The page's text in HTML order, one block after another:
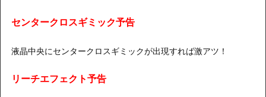
センタークロスギミック予告
液晶中央にセンタークロスギミックが出現すれば激アツ！
リーチエフェクト予告